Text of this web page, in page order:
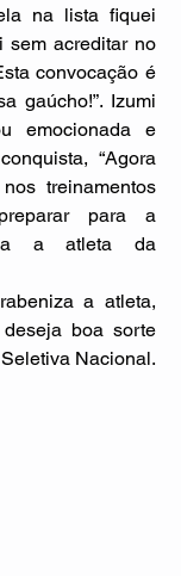
na lista fiquei
sem acreditar no
convocação é
gaúcho!”. Izumi
emocionada e
“Agora
treinamentos
para a
a atleta da
boa sorte